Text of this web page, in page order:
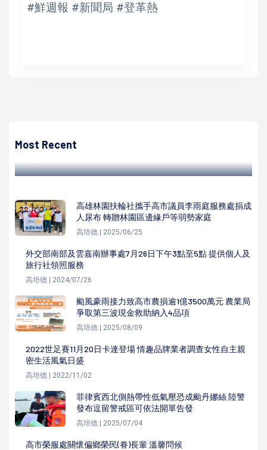
#鮮週報 #新聞局 #登革熱
Most Recent
100名贈限量福袋
高雄林園扶輪社攜手高市議員李雨庭服務處捐成
人尿布 轉贈林園區邊緣戶等弱勢家庭
高培德 | 2025/06/25
外交部南部及雲嘉南辦事處7月26日下午3點至5點 提供個人及
旅行社領照服務
高培德 | 2024/07/26
颱風豪雨接力致高市農損逾1億3500萬元 農業局
爭取第三波現金救助納入4品項
高培德 | 2025/08/09
2022世足賽11月20日卡達登場 情趣品牌業者調查女性自主親
密生活風氣日盛
高培德 | 2022/11/02
菲律賓西北側熱帶性低氣壓恐成颱丹娜絲 陸警
發布逗留警戒區可依法開單告發
高培德 | 2025/07/04
高市榮服處關懷偏鄉榮民(眷)長輩 溫馨問候